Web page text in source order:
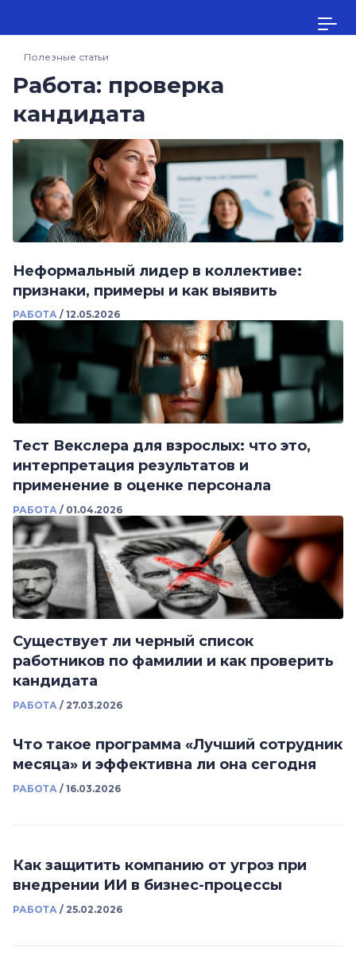
Полезные статьи
Работа: проверка
кандидата
Неформальный лидер в коллективе:
признаки, примеры и как выявить
РАБОТА / 12.05.2026
Тест Векслера для взрослых: что это,
интерпретация результатов и
применение в оценке персонала
РАБОТА / 01.04.2026
Существует ли черный список
работников по фамилии и как проверить
кандидата
РАБОТА / 27.03.2026
Что такое программа «Лучший сотрудник
месяца» и эффективна ли она сегодня
РАБОТА / 16.03.2026
Как защитить компанию от угроз при
внедрении ИИ в бизнес-процессы
РАБОТА / 25.02.2026